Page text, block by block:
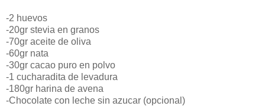
-2 huevos
-20gr stevia en granos
-70gr aceite de oliva
-60gr nata
-30gr cacao puro en polvo
-1 cucharadita de levadura
-180gr harina de avena
-Chocolate con leche sin azucar (opcional)